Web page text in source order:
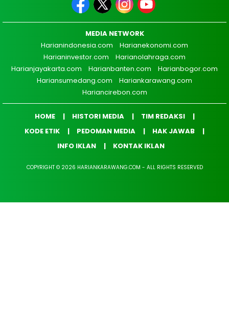
MEDIA NETWORK
Harianindonesia.com
Harianekonomi.com
Harianinvestor.com
Harianolahraga.com
Harianjayakarta.com
Harianbanten.com
Harianbogor.com
Hariansumedang.com
Hariankarawang.com
Hariancirebon.com
HOME HISTORI MEDIA
TIM REDAKSI
KODE ETIK
PEDOMAN MEDIA
HAK JAWAB
INFO IKLAN
KONTAK IKLAN
COPYRIGHT © 2026 HARIANKARAWANG.COM - ALL RIGHTS RESERVED